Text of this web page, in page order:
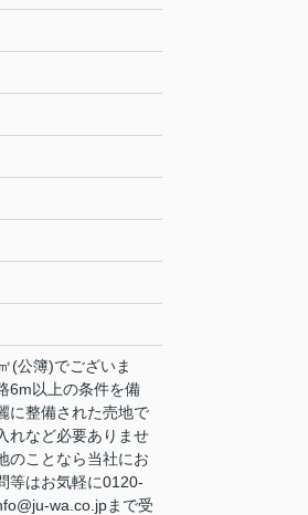
(公簿)でございま
6m以上の条件を備
に整備された売地で
れなど必要ありませ
のことなら当社にお
等はお気軽に0120-
wa.co.jpまで受